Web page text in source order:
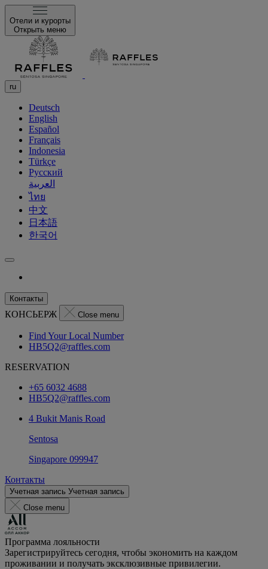
Отели и курорты
Открыть меню
ru
Deutsch
English
Español
Français
Indonesia
Türkçe
Русский
العربية
ไทย
中文
日本語
한국어
Контакты
КОНСЬЕРЖ Close menu
Find Your Local Number
HB5Q2@raffles.com
RESERVATION
+65 6032 4688
HB5Q2@raffles.com
4 Bukit Manis Road
Sentosa
Singapore 099947
Контакты
Учетная запись Учетная запись
Close menu
Программа лояльности
Зарегистрируйтесь сегодня, чтобы экономить на каждом
проживании и получать эксклюзивные привилегии.